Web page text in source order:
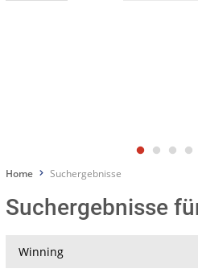
Home Suchergebnisse
Suchergebnisse